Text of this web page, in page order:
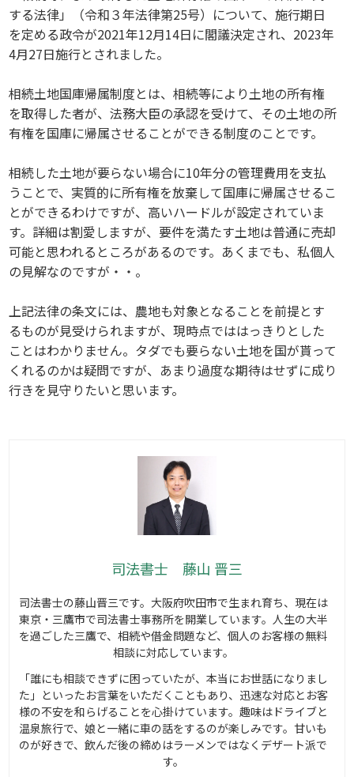
する法律」（令和３年法律第25号）について、施行期日
を定める政令が2021年12月14日に閣議決定され、2023年
4月27日施行とされました。
相続土地国庫帰属制度とは、相続等により土地の所有権
を取得した者が、法務大臣の承認を受けて、その土地の所
有権を国庫に帰属させることができる制度のことです。
相続した土地が要らない場合に10年分の管理費用を支払
うことで、実質的に所有権を放棄して国庫に帰属させるこ
とができるわけですが、高いハードルが設定されていま
す。詳細は割愛しますが、要件を満たす土地は普通に売却
可能と思われるところがあるのです。あくまでも、私個人
の見解なのですが・・。
上記法律の条文には、農地も対象となることを前提とす
るものが見受けられますが、現時点でははっきりとした
ことはわかりません。タダでも要らない土地を国が貰って
くれるのかは疑問ですが、あまり過度な期待はせずに成り
行きを見守りたいと思います。
司法書士 藤山 晋三
司法書士の藤山晋三です。大阪府吹田市で生まれ育ち、現在は
東京・三鷹市で司法書士事務所を開業しています。人生の大半
を過ごした三鷹で、相続や借金問題など、個人のお客様の無料
相談に対応しています。
「誰にも相談できずに困っていたが、本当にお世話になりまし
た」といったお言葉をいただくこともあり、迅速な対応とお客
様の不安を和らげることを心掛けています。趣味はドライブと
温泉旅行で、娘と一緒に車の話をするのが楽しみです。甘いも
のが好きで、飲んだ後の締めはラーメンではなくデザート派で
す。